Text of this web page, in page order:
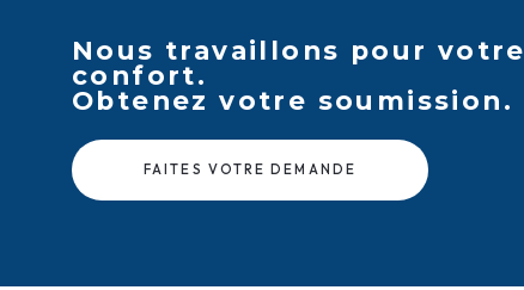
Nous travaillons pour votre
confort.
Obtenez votre soumission.
FAITES VOTRE DEMANDE